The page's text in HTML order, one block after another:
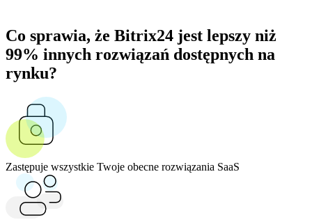
Co sprawia, że Bitrix24 jest lepszy niż
99% innych rozwiązań dostępnych na
rynku?
Zastępuje wszystkie Twoje obecne rozwiązania SaaS